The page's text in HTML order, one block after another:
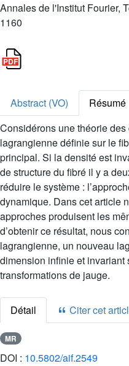
Annales de l'Institut Fourier,
1160
Abstract (VO)
Résumé
Considérons une théorie
lagrangienne définie sur le
principal. Si la densité est
de structure du fibré il y a
réduire le système :
dynamique. Dans cet article
approches produisent les
d’obtenir ce résultat, nous
lagrangienne, un nouveau
dimension infinie et invariant
transformations de jauge.
Détail Citer cet
MR
DOI : 10.5802/aif.2549